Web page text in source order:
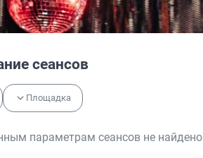
сеансов
Площадка
параметрам сеансов не найдено